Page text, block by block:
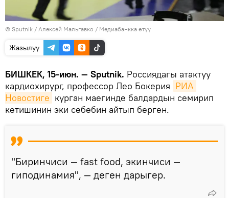
© Sputnik / Алексей Мальгавко / Медиабанкка өтүү
Жазылуу
БИШКЕК, 15-июн. — Sputnik. Россиядагы атактуу
кардиохирург, профессор Лео Бокерия РИА
Новостиге курган маегинде балдардын семирип
кетишинин эки себебин айтып берген.
"Биринчиси — fast food, экинчиси —
гиподинамия", — деген дарыгер.